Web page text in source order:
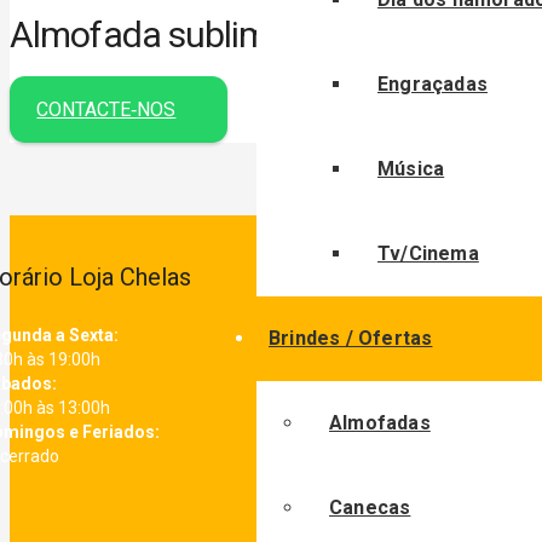
Engraçadas
Música
Tv/Cinema
Brindes / Ofertas
Almofadas
Canecas
Almofada sublimação 25x35cm c/
CONTACTE‑NOS
Loja Chelas
a Sexta:
às 19:00h
às 13:00h
e Feriados: